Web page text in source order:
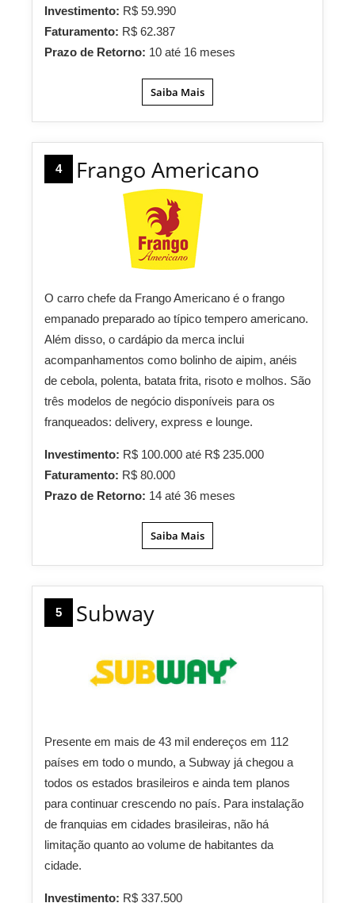
Investimento: R$ 59.990
Faturamento: R$ 62.387
Prazo de Retorno: 10 até 16 meses
Saiba Mais
4 Frango Americano
O carro chefe da Frango Americano é o frango
empanado preparado ao típico tempero americano.
Além disso, o cardápio da merca inclui
acompanhamentos como bolinho de aipim, anéis
de cebola, polenta, batata frita, risoto e molhos. São
três modelos de negócio disponíveis para os
franqueados: delivery, express e lounge.
Investimento: R$ 100.000 até R$ 235.000
Faturamento: R$ 80.000
Prazo de Retorno: 14 até 36 meses
Saiba Mais
5 Subway
Presente em mais de 43 mil endereços em 112
países em todo o mundo, a Subway já chegou a
todos os estados brasileiros e ainda tem planos
para continuar crescendo no país. Para instalação
de franquias em cidades brasileiras, não há
limitação quanto ao volume de habitantes da
cidade.
Investimento: R$ 337.500